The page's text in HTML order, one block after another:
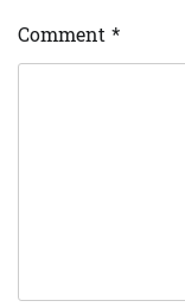
Comment *